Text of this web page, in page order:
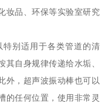
妆品、环保等实验室研究
别适用于各类管道的清
自身规律传递给水垢、
外，超声波振动棒也可以
的任何位置，使用非常灵